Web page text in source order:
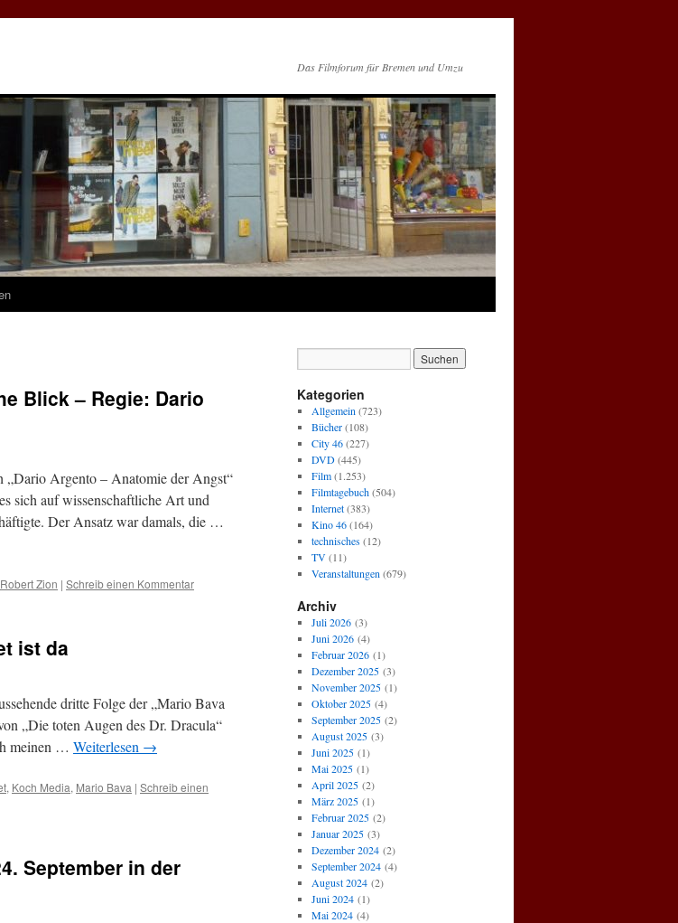
Das Filmforum für Bremen und Umzu
Blick – Regie: Dario
„Dario Argento – Anatomie der Angst“
sich auf wissenschaftliche Art und
Der Ansatz war damals, die …
Robert Zion | Schreib einen Kommentar
ist da
dritte Folge der „Mario Bava
„Die toten Augen des Dr. Dracula“
meinen … Weiterlesen →
, Koch Media, Mario Bava | Schreib einen
September in der
Kategorien
Allgemein (723)
Bücher(108)
City 46(227)
DVD(445)
Film(1.253)
Filmtagebuch(504)
Internet(383)
Kino 46(164)
technisches(12)
TV(11)
Veranstaltungen (679)
Archiv
Juli 2026(3)
Juni 2026(4)
Februar 2026(1)
Dezember 2025(3)
November 2025(1)
Oktober 2025(4)
September 2025(2)
August 2025(3)
Juni 2025(1)
Mai 2025(1)
April 2025(2)
März 2025(1)
Februar 2025(2)
Januar 2025(3)
Dezember 2024(2)
September 2024(4)
August 2024(2)
Juni 2024(1)
Mai 2024(4)